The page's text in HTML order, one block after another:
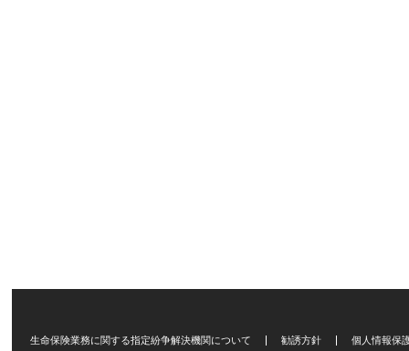
生命保険業務に関する指定紛争解決機関について 勧誘方針 個人情報保